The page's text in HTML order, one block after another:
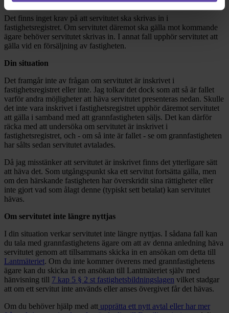
Det finns inget krav på att servitutet ska skrivas in i
fastighetsregistret. Om servitutet däremot ska gälla mot kommande
ägare behöver servitutet skrivas in. I annat fall upphör servitutet att
gälla vid en försäljning av fastigheten.
Din situation
Det framgår inte av frågan om servitutet är inskrivet i
fastighetsregistret eller inte. Jag tolkar det dock som att så är fallet
varför andra möjligheter att häva servitutet presenteras nedan. Skulle
det inte vara inskrivet i fastighetsregistret upphör däremot servitutet
att gälla i samband med att grannfastigheten säljs. Det kan därför
räcka med att undersöka om servitutet är inskrivet i
fastighetsregistret, och - om så inte är fallet - se om grannfastigheten
har sålts sedan servitutet avtalades.
Då jag misstänker att servitutet är inskrivet finns det ytterligare sätt
att häva det. Som utgångspunkt ska ett servitut fortsätta gälla, men
om den härskande fastigheten har överskridit sina rättigheter eller
inte gjort vad som ålagt denne (typiskt sett betalat) kan servitutet
hävas.
Om servitutet inte längre nyttjas
I din situation verkar servitutet inte längre nyttjas. I sådana fall kan
du tala med grannfastighetens ägare om att av denna anledning häva
servitutet genom att tillsammans skicka in en ansökan om detta till
Lantmäteriet. Om du inte kommer överens med grannfastighetens
ägare kan du skicka in en ansökan till Lantmäteriet själv med
hänvisning till 7 kap 5 § 2 st fastighetsbildningslagen vilket stadgar
att om ett servitut inte används eller anses övergivet får det hävas.
Om du behöver hjälp med att upprätta ett nytt avtal eller har mer